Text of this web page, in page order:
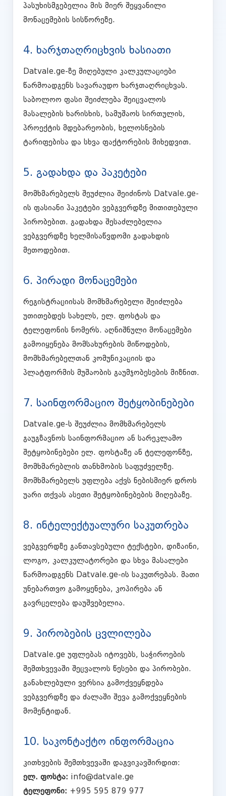
პასუხისმგებელია მის მიერ შეყვანილი
მონაცემების სისწორეზე.
4. ხარჯთაღრიცხვის ხასიათი
Datvale.ge-ზე მიღებული კალკულაციები
წარმოადგენს სავარაუდო ხარჯთაღრიცხვას.
საბოლოო ფასი შეიძლება შეიცვალოს
მასალების ხარისხის, სამუშაოს სირთულის,
პროექტის მდებარეობის, ხელოსნების
ტარიფებისა და სხვა ფაქტორების მიხედვით.
5. გადახდა და პაკეტები
მომხმარებელს შეუძლია შეიძინოს Datvale.ge-
ის ფასიანი პაკეტები ვებგვერდზე მითითებული
პირობებით. გადახდა შესაძლებელია
ვებგვერდზე ხელმისაწვდომი გადახდის
მეთოდებით.
6. პირადი მონაცემები
რეგისტრაციისას მომხმარებელი შეიძლება
უთითებდეს სახელს, ელ. ფოსტას და
ტელეფონის ნომერს. აღნიშნული მონაცემები
გამოიყენება მომსახურების მიწოდების,
მომხმარებელთან კომუნიკაციის და
პლატფორმის მუშაობის გაუმჯობესების მიზნით.
7. საინფორმაციო შეტყობინებები
Datvale.ge-ს შეუძლია მომხმარებელს
გაუგზავნოს საინფორმაციო ან სარეკლამო
შეტყობინებები ელ. ფოსტაზე ან ტელეფონზე,
მომხმარებლის თანხმობის საფუძველზე.
მომხმარებელს უფლება აქვს ნებისმიერ დროს
უარი თქვას ასეთი შეტყობინებების მიღებაზე.
8. ინტელექტუალური საკუთრება
ვებგვერდზე განთავსებული ტექსტები, დიზაინი,
ლოგო, კალკულატორები და სხვა მასალები
წარმოადგენს Datvale.ge-ის საკუთრებას. მათი
უნებართვო გამოყენება, კოპირება ან
გავრცელება დაუშვებელია.
9. პირობების ცვლილება
Datvale.ge უფლებას იტოვებს, საჭიროების
შემთხვევაში შეცვალოს წესები და პირობები.
განახლებული ვერსია გამოქვეყნდება
ვებგვერდზე და ძალაში შევა გამოქვეყნების
მომენტიდან.
10. საკონტაქტო ინფორმაცია
კითხვების შემთხვევაში დაგვიკავშირდით:
ელ. ფოსტა: info@datvale.ge
ტელეფონი: +995 595 879 977